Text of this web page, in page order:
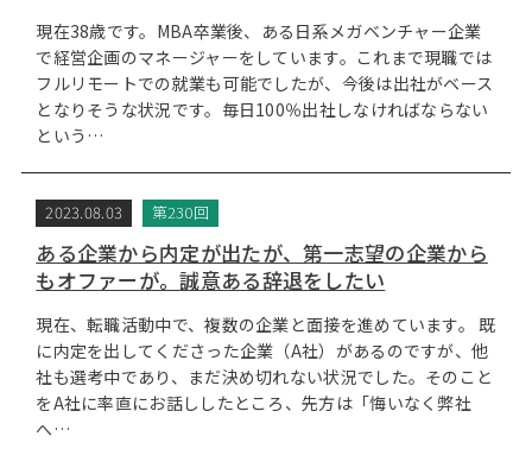
現在38歳です。MBA卒業後、ある日系メガベンチャー企業
で経営企画のマネージャーをしています。これまで現職では
フルリモートでの就業も可能でしたが、今後は出社がベース
となりそうな状況です。毎日100％出社しなければならない
という…
2023.08.03 第230回
ある企業から内定が出たが、第一志望の企業から
もオファーが。誠意ある辞退をしたい
現在、転職活動中で、複数の企業と面接を進めています。 既
に内定を出してくださった企業（A社）があるのですが、他
社も選考中であり、まだ決め切れない状況でした。そのこと
をA社に率直にお話ししたところ、先方は「悔いなく弊社
へ…